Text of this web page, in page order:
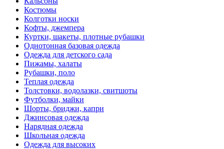
Костюмы
Колготки носки
Кофты, джемпера
Куртки, шакеты, плотные рубашки
Однотонная базовая одежда
Одежда для детского сада
Пижамы, халаты
Рубашки, поло
Теплая одежда
Толстовки, водолазки, свитшоты
Футболки, майки
Шорты, бриджи, капри
Джинсовая одежда
Нарядная одежда
Школьная одежда
Одежда для высоких